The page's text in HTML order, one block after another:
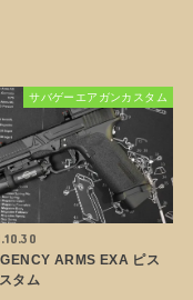
サバゲーエアガンカスタム
ARMS EXA ピス
タム